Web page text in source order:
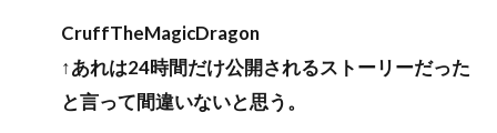
CruffTheMagicDragon
↑あれは24時間だけ公開されるストーリーだった
と言って間違いないと思う。